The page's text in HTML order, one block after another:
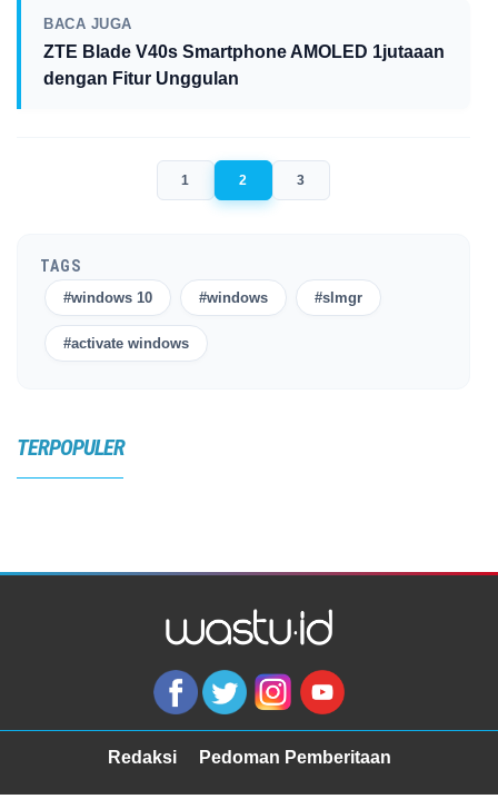
BACA JUGA
ZTE Blade V40s Smartphone AMOLED 1jutaaan
dengan Fitur Unggulan
1 2 3
TAGS
#windows 10 #windows #slmgr
#activate windows
TERPOPULER
Redaksi Pedoman Pemberitaan